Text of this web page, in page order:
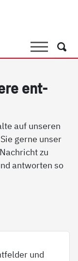
SucheSuche
ent­
auf unseren
gerne unser
zu
antworten so
und